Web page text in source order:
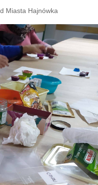
Miasta Hajnówka